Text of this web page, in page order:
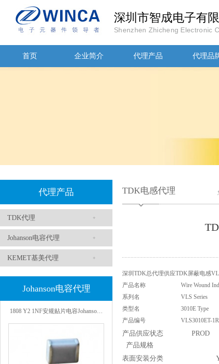
深圳市智成电子有
Shenzhen Zhicheng Electronic
首页 企业简介 代理产品 代理品
代理产品
TDK代理
Johanson电容代理
KEMET基美代理
Johanson电容代理
TDK电感代理
深圳TDK总代理供应TDK屏蔽电感
产品名称
Wire Wound
系列名
VLS Series
类型名
3010E Type
产品编号
VLS3010ET-
产品供应状态
PROD
产品规格
表面安装分类